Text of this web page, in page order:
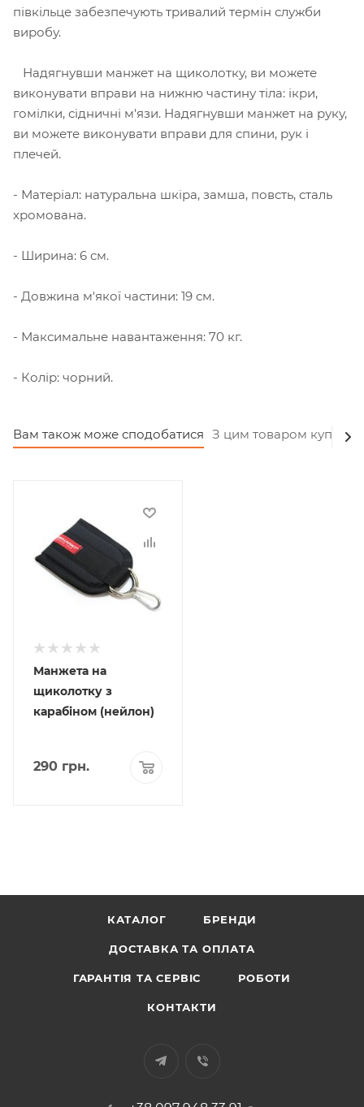
півкільце забезпечують тривалий термін служби
виробу.
Надягнувши манжет на щиколотку, ви можете
виконувати вправи на нижню частину тіла: ікри,
гомілки, сідничні м'язи. Надягнувши манжет на руку,
ви можете виконувати вправи для спини, рук і
плечей.
- Матеріал: натуральна шкіра, замша, повсть, сталь
хромована.
- Ширина: 6 см.
- Довжина м'якої частини: 19 см.
- Максимальне навантаження: 70 кг.
- Колір: чорний.
Вам також може сподобатися З цим товаром купують
Манжета на
щиколотку з
карабіном (нейлон)
290 грн.
КАТАЛОГ БРЕНДИ
ДОСТАВКА ТА ОПЛАТА
ГАРАНТІЯ ТА СЕРВІС РОБОТИ
КОНТАКТИ